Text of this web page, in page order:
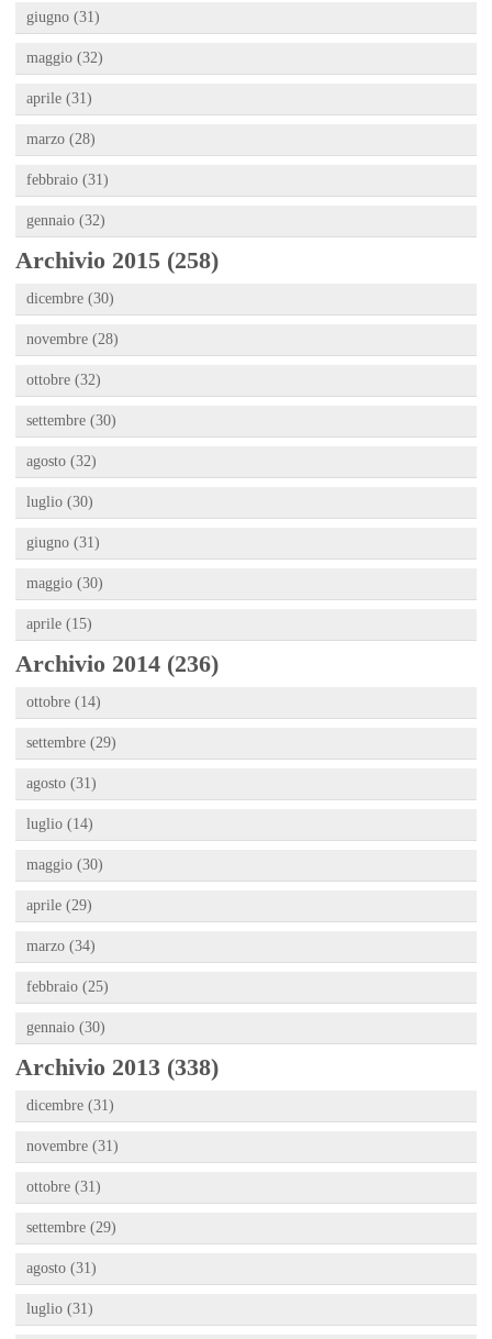
giugno (31)
maggio (32)
aprile (31)
marzo (28)
febbraio (31)
gennaio (32)
Archivio 2015 (258)
dicembre (30)
novembre (28)
ottobre (32)
settembre (30)
agosto (32)
luglio (30)
giugno (31)
maggio (30)
aprile (15)
Archivio 2014 (236)
ottobre (14)
settembre (29)
agosto (31)
luglio (14)
maggio (30)
aprile (29)
marzo (34)
febbraio (25)
gennaio (30)
Archivio 2013 (338)
dicembre (31)
novembre (31)
ottobre (31)
settembre (29)
agosto (31)
luglio (31)